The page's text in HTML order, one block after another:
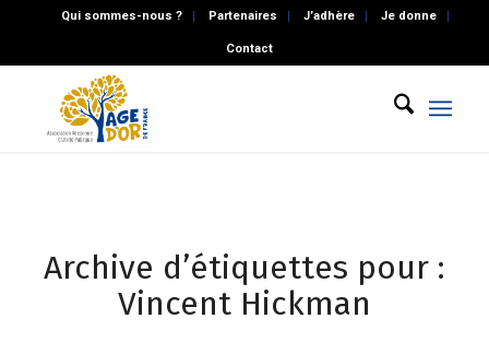
Qui sommes-nous ? Partenaires J’adhère Je donne
Contact
Archive d’étiquettes pour :
Vincent Hickman